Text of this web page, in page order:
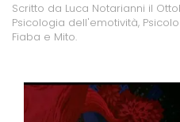
Scritto da Luca Notarianni il
Psicologia dell'emotività,
Fiaba e Mito.